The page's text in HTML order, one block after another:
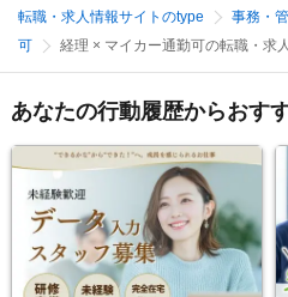
転職・求人情報サイトのtype 事務・
可
経理 × マイカー通勤可の転職・求
あなたの行動履歴からおす